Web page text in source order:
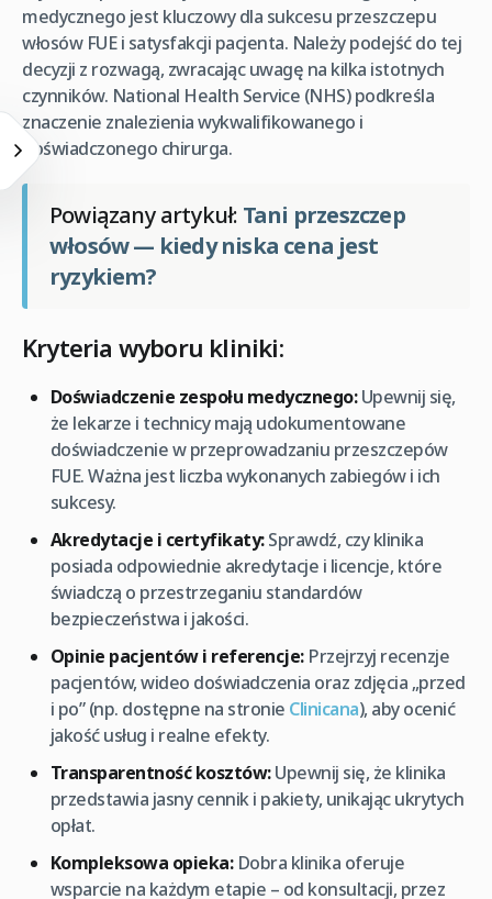
medycznego jest kluczowy dla sukcesu przeszczepu
włosów FUE i satysfakcji pacjenta. Należy podejść do tej
decyzji z rozwagą, zwracając uwagę na kilka istotnych
czynników. National Health Service (NHS) podkreśla
znaczenie znalezienia wykwalifikowanego i
doświadczonego chirurga.
Powiązany artykuł: Tani przeszczep
włosów — kiedy niska cena jest
ryzykiem?
Kryteria wyboru kliniki:
Doświadczenie zespołu medycznego:Upewnij się,
że lekarze i technicy mają udokumentowane
doświadczenie w przeprowadzaniu przeszczepów
FUE. Ważna jest liczba wykonanych zabiegów i ich
sukcesy.
Akredytacje i certyfikaty:Sprawdź, czy klinika
posiada odpowiednie akredytacje i licencje, które
świadczą o przestrzeganiu standardów
bezpieczeństwa i jakości.
Opinie pacjentów i referencje:Przejrzyj recenzje
pacjentów, wideo doświadczenia oraz zdjęcia „przed
i po” (np. dostępne na stronie Clinicana), aby ocenić
jakość usług i realne efekty.
Transparentność kosztów:Upewnij się, że klinika
przedstawia jasny cennik i pakiety, unikając ukrytych
opłat.
Kompleksowa opieka:Dobra klinika oferuje
wsparcie na każdym etapie – od konsultacji, przez